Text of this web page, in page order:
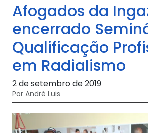
Afogados da
encerrado
Qualificação
em Radialismo
2 de setembro de 2019
Por André Luis